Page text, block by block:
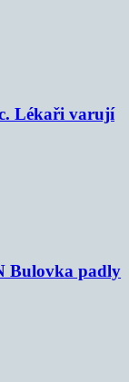
Lékaři varují
Bulovka padly